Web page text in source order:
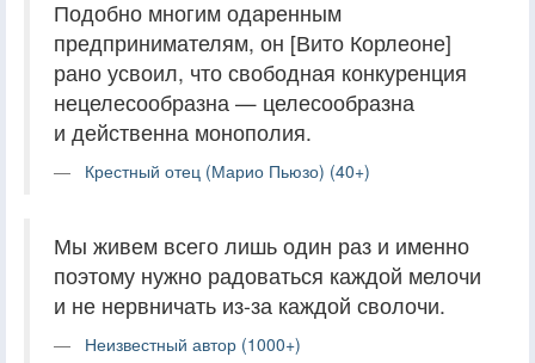
Подобно многим одаренным
предпринимателям, он [Вито Корлеоне]
рано усвоил, что свободная конкуренция
нецелесообразна — целесообразна
и действенна монополия.
Крестный отец (Марио Пьюзо) (40+)
Мы живем всего лишь один раз и именно
поэтому нужно радоваться каждой мелочи
и не нервничать из-за каждой сволочи.
Неизвестный автор (1000+)